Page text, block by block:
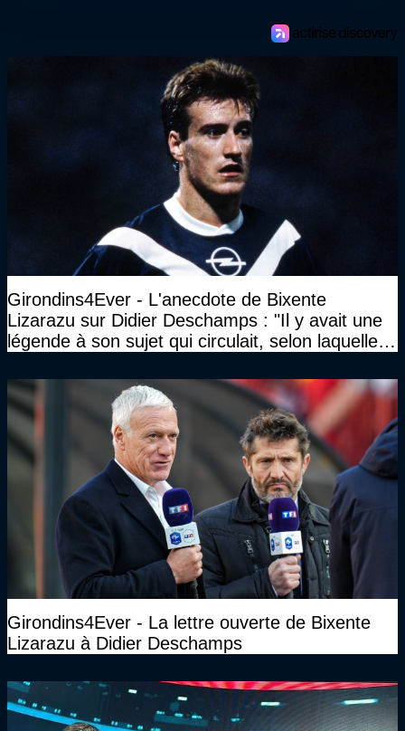
Girondins4Ever - L'anecdote de Bixente
Lizarazu sur Didier Deschamps : "Il y avait une
légende à son sujet qui circulait, selon laquelle il
Girondins4Ever - La lettre ouverte de Bixente
Lizarazu à Didier Deschamps